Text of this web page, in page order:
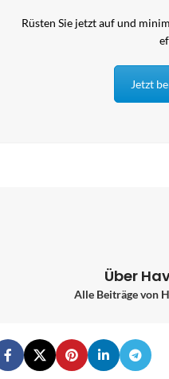
Rüsten Sie jetzt auf und
Jetzt
Über
Alle Beiträge von